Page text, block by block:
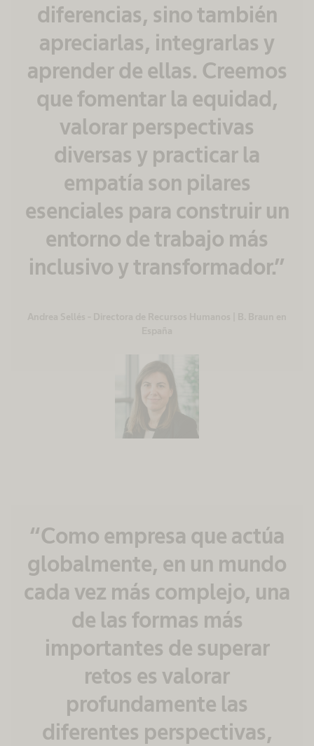
diferencias, sino también
apreciarlas, integrarlas y
aprender de ellas. Creemos
que fomentar la equidad,
valorar perspectivas
diversas y practicar la
empatía son pilares
esenciales para construir un
entorno de trabajo más
inclusivo y transformador.”
“Como empresa que actúa
globalmente, en un mundo
cada vez más complejo, una
de las formas más
importantes de superar
retos es valorar
profundamente las
diferentes perspectivas,